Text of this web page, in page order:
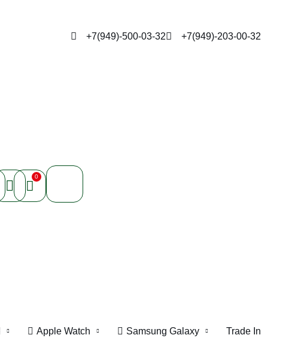
+7(949)-500-03-32
+7(949)-203-00-32
0
Apple Watch Samsung Galaxy Trade In